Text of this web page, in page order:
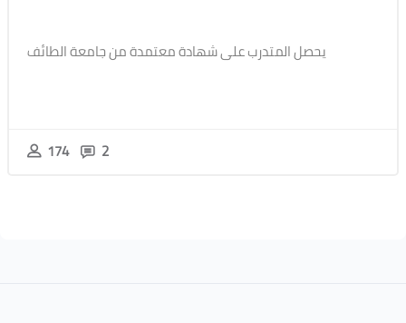
يحصل المتدرب على شهادة معتمدة من جامعة الطائف
174 2